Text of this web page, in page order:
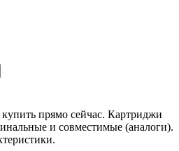
прямо сейчас. Картриджи
и совместимые (аналоги).